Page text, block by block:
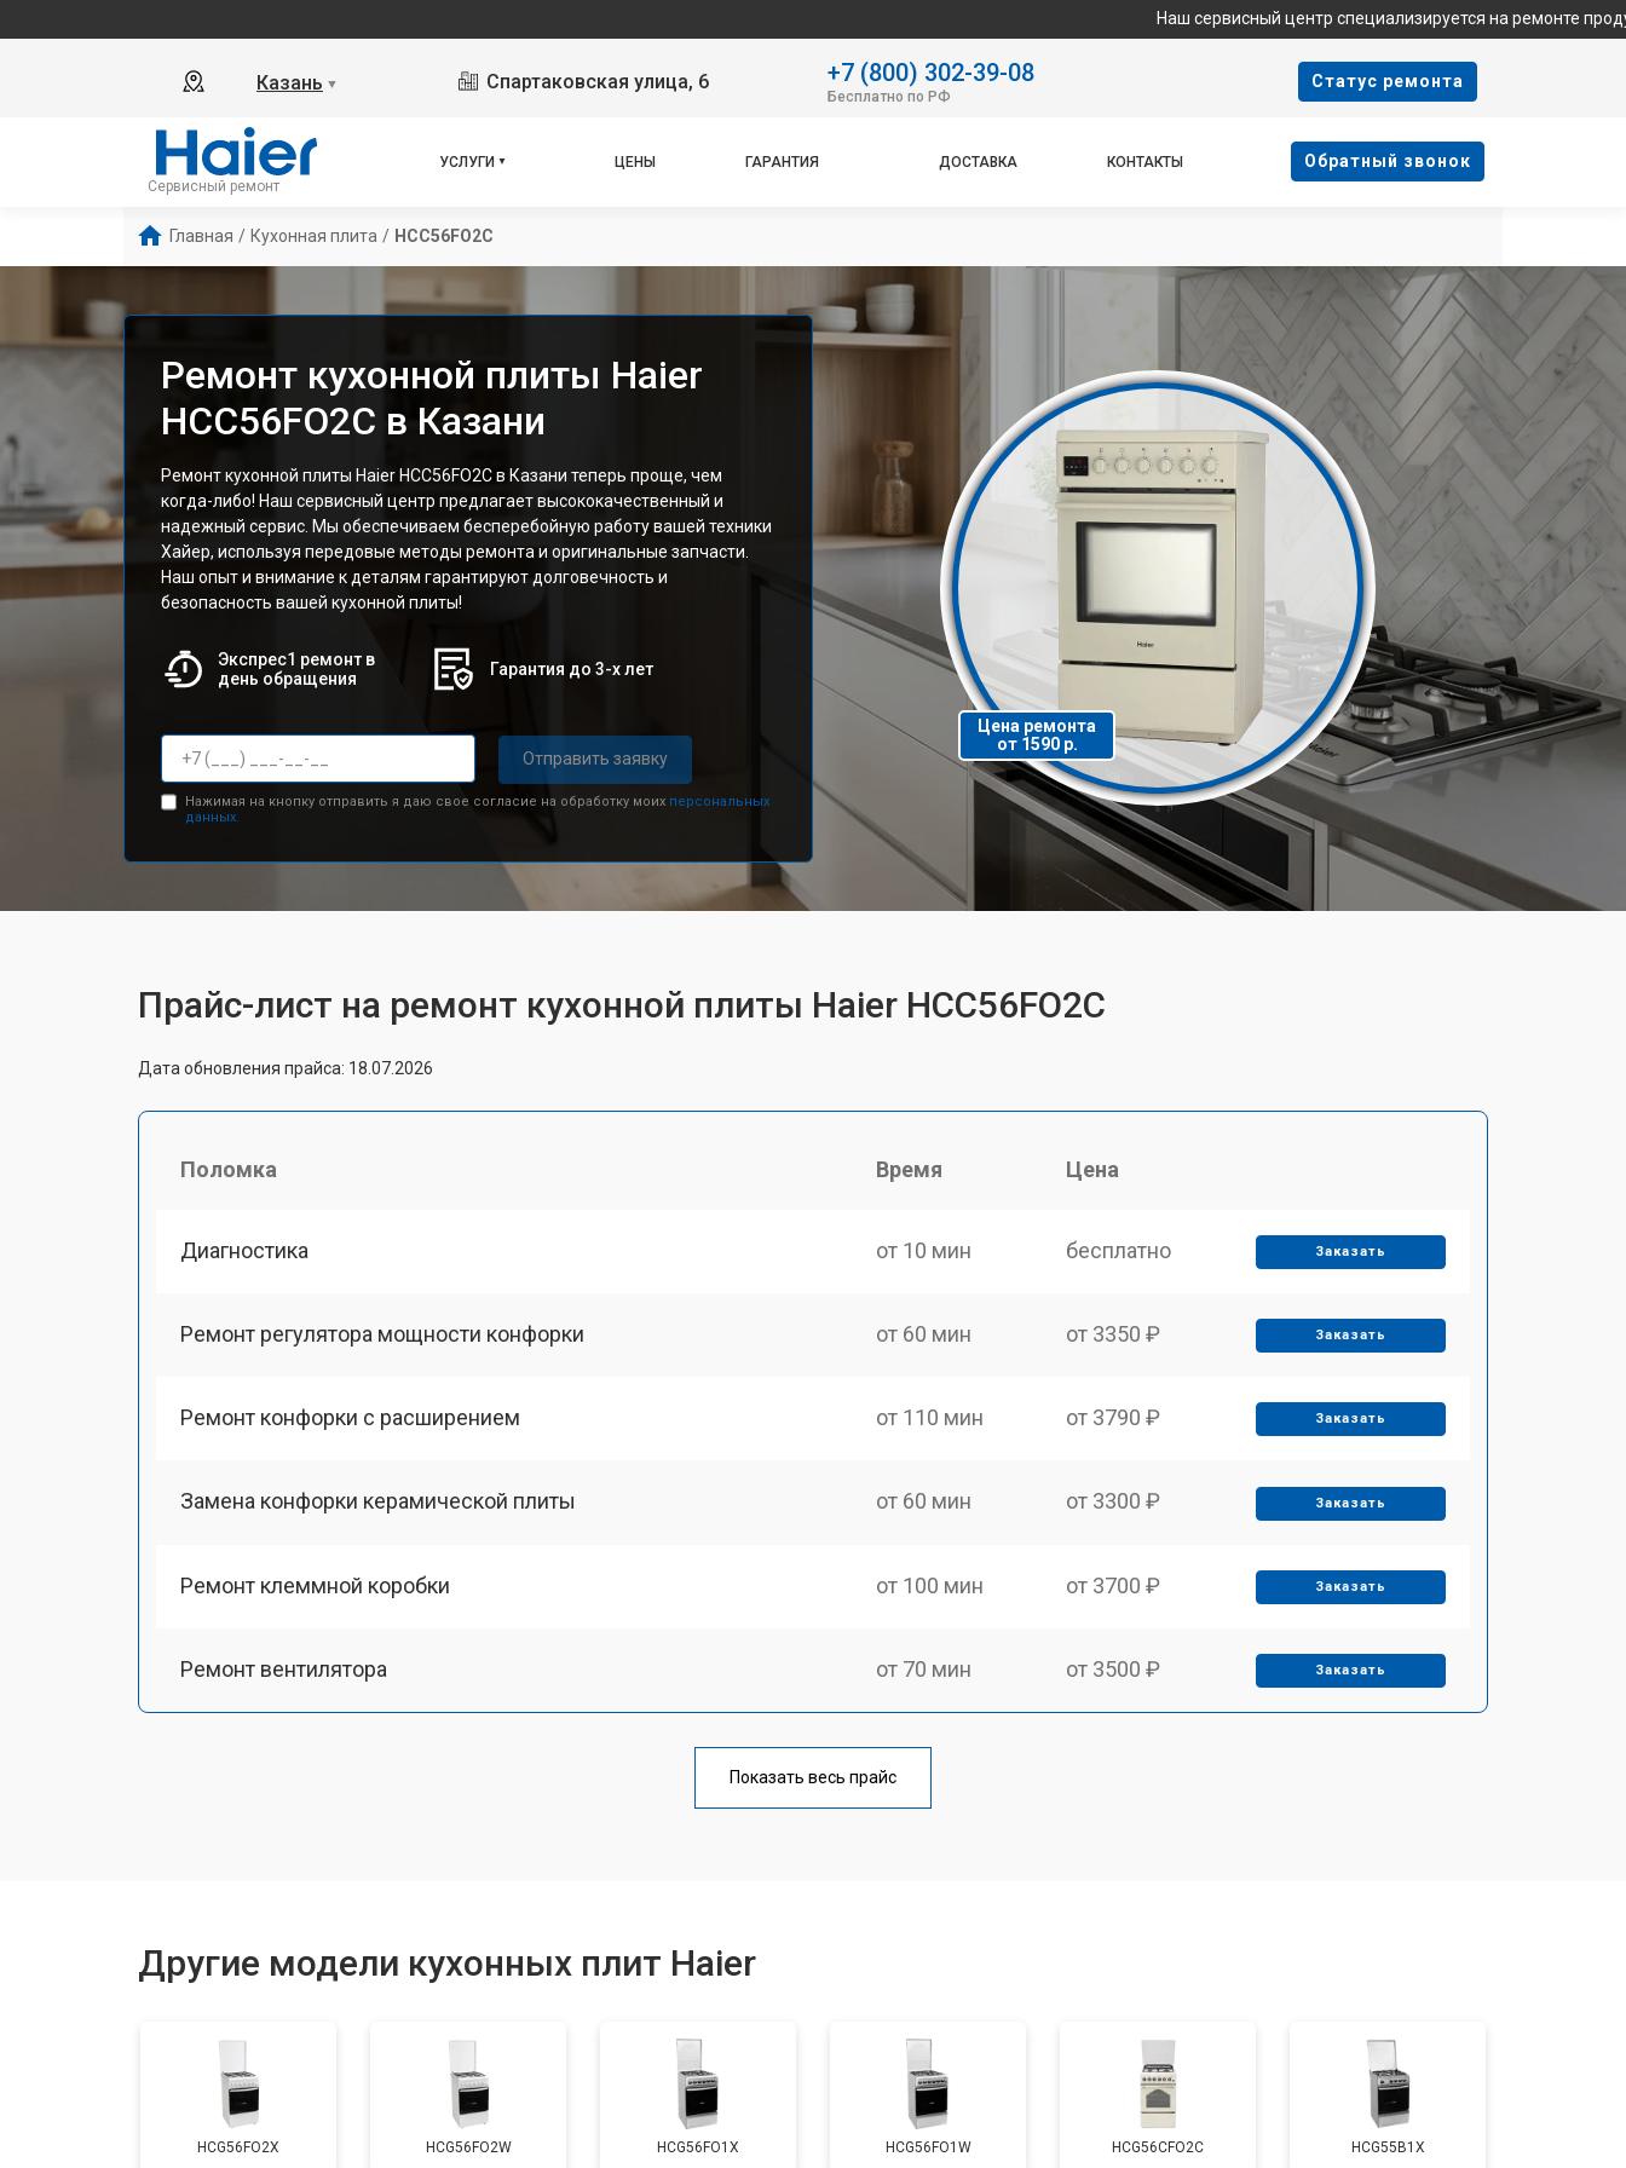
Наш сервисный центр специализируется на ремонте продукции
Казань ▼ Спартаковская улица, 6 +7 (800) 302-39-08
Бесплатно по РФ
Cтатус ремонта
Сервисный ремонт
УСЛУГИ ЦЕНЫ ГАРАНТИЯ ДОСТАВКА КОНТАКТЫ Oбратный звонок
Главная / Кухонная плита / HCC56FO2C
Ремонт кухонной плиты Haier
HCC56FO2C в Казани
Ремонт кухонной плиты Haier HCC56FO2C в Казани теперь проще, чем
когда-либо! Наш сервисный центр предлагает высококачественный и
надежный сервис. Мы обеспечиваем бесперебойную работу вашей техники
Хайер, используя передовые методы ремонта и оригинальные запчасти.
Наш опыт и внимание к деталям гарантируют долговечность и
безопасность вашей кухонной плиты!
Экспрес1 ремонт в
день обращения
Гарантия до 3-х лет
Отправить заявку
Нажимая на кнопку отправить я даю свое согласие на обработку моих персональных
данных.
Цена ремонта
от 1590 р.
Прайс-лист на ремонт кухонной плиты Haier HCC56FO2C
Дата обновления прайса: 18.07.2026
Поломка Время Цена
Диагностика от 10 мин бесплатно Заказать
Ремонт регулятора мощности конфорки от 60 мин от 3350 ₽ Заказать
Ремонт конфорки с расширением от 110 мин от 3790 ₽ Заказать
Замена конфорки керамической плиты от 60 мин от 3300 ₽ Заказать
Ремонт клеммной коробки от 100 мин от 3700 ₽ Заказать
Ремонт вентилятора от 70 мин от 3500 ₽ Заказать
от 120 мин
Замена термостата от 90 мин от 3000 ₽ Заказать
Показать весь прайс
Другие модели кухонных плит Haier
HCG56FO2X HCG56FO2W HCG56FO1X HCG56FO1W HCG56CFO2C HCG55B1X